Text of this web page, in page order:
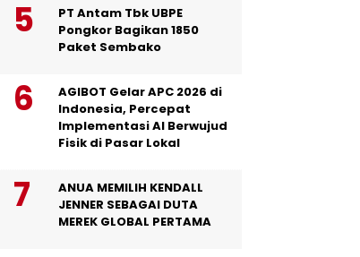
PT Antam Tbk UBPE
Pongkor Bagikan 1850
Paket Sembako
AGIBOT Gelar APC 2026 di
Indonesia, Percepat
Implementasi AI Berwujud
Fisik di Pasar Lokal
ANUA MEMILIH KENDALL
JENNER SEBAGAI DUTA
MEREK GLOBAL PERTAMA